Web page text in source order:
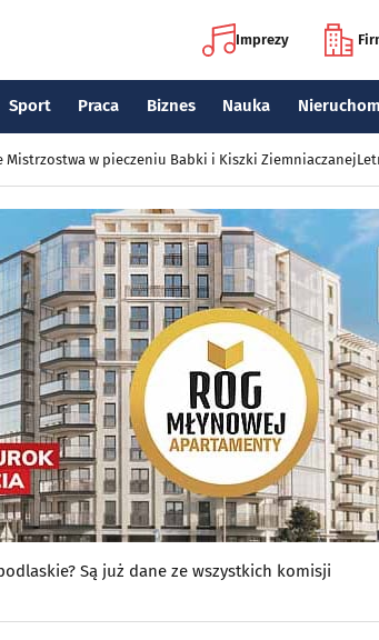
Imprezy
Sport Praca Biznes Nauka
Mistrzostwa w pieczeniu Babki i Kiszki Ziemniaczanej
Są już dane ze wszystkich komisji